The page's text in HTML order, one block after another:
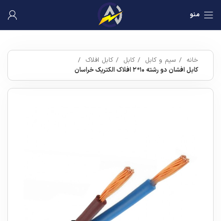
منو
خانه سیم و کابل کابل
کابل افلاک
کابل افشان دو رشته ۱۰*۲ افلاک الکتریک خراسان